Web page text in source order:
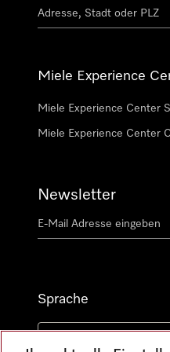
Miele Experience
Miele Experience Center
Miele Experience Center
Newsletter
Sprache